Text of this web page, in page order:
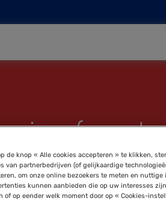
de knop « Alle cookies accepteren » te klikken,
van partnerbedrijven (of gelijkaardige
om onze online bezoekers te meten en
kunnen aanbieden die op uw interesses
of op eender welk moment door op « Cookies-